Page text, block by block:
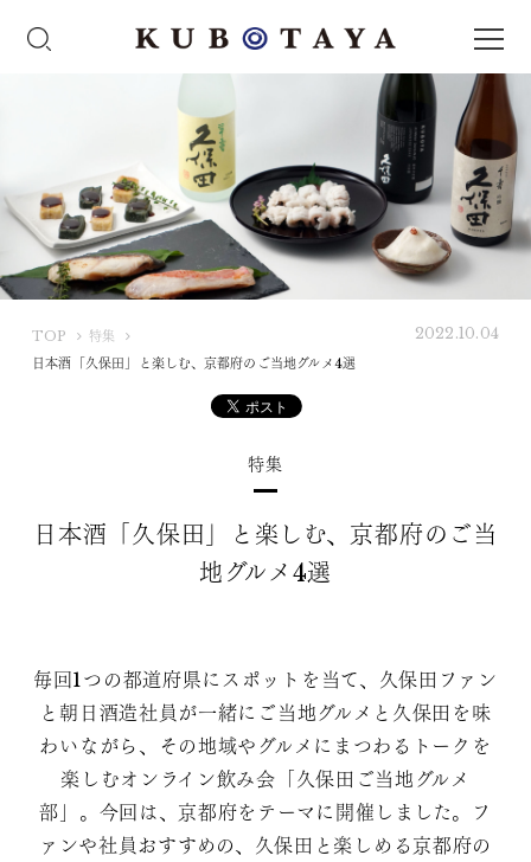
TOP
U
特集
日本酒「久保田」と楽しむ、京都府のご当地グルメ4選
2022.10.04
特集
日本酒「久保田」と楽しむ、京都府のご当
地グルメ4選
毎回1つの都道府県にスポットを当て、久保田ファン
と朝日酒造社員が一緒にご当地グルメと久保田を味
わいながら、その地域やグルメにまつわるトークを
楽しむオンライン飲み会「久保田ご当地グルメ
部」。今回は、京都府をテーマに開催しました。フ
ァンや社員おすすめの、久保田と楽しめる京都府の